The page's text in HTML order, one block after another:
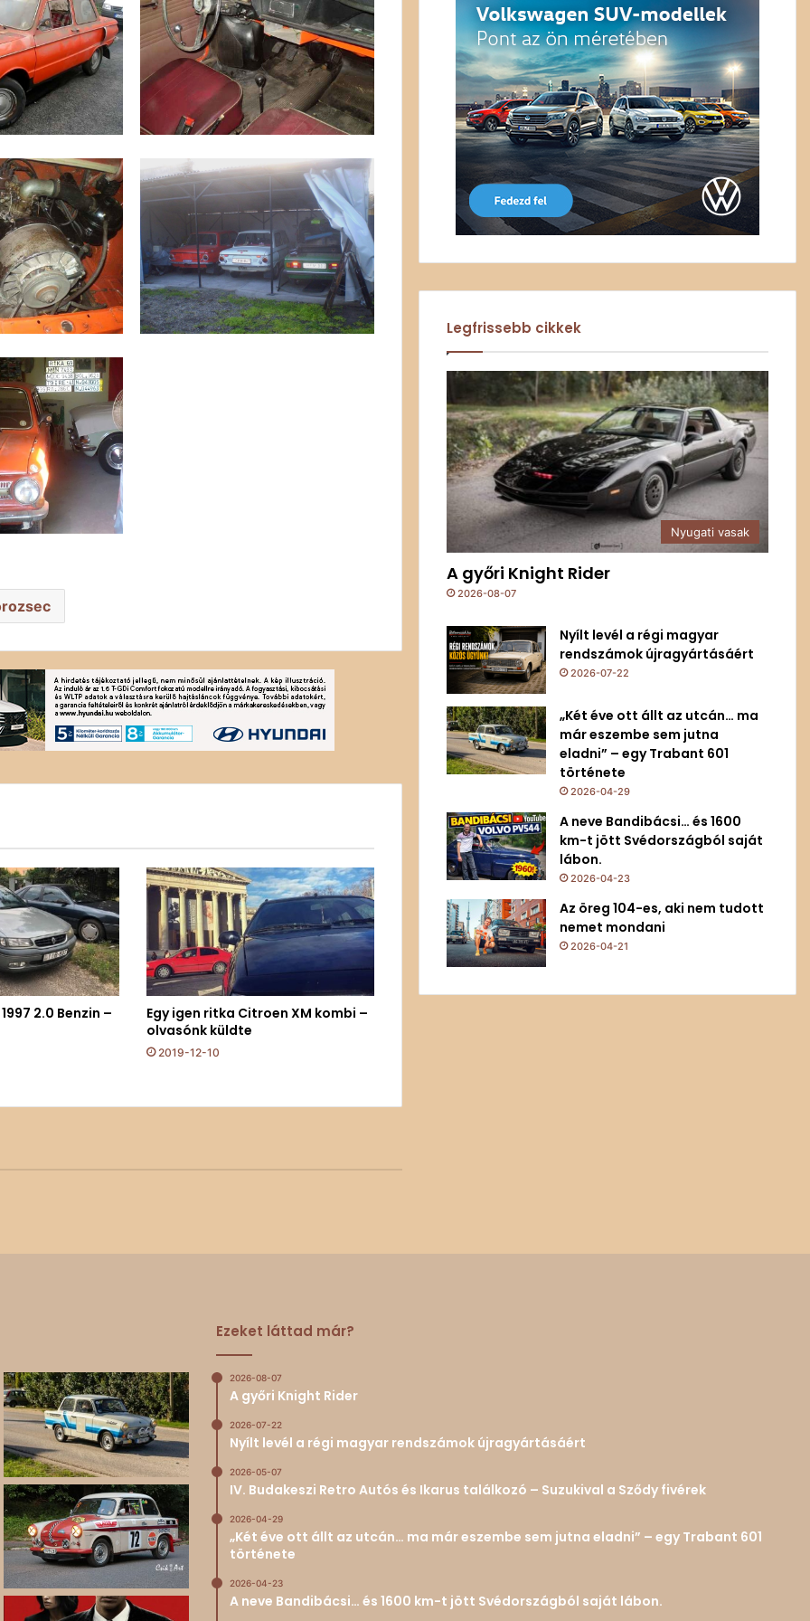
2.0 Benzin –
Egy igen ritka Citroen XM kombi –
olvasónk küldte
2019-12-10
Legfrissebb cikkek
Nyugati vasak
A győri Knight Rider
2026-08-07
Nyílt levél a régi magyar
rendszámok újragyártásáért
2026-07-22
„Két éve ott állt az utcán… ma
már eszembe sem jutna
eladni” – egy Trabant 601
története
2026-04-29
A neve Bandibácsi… és 1600
km-t jött Svédországból saját
lábon.
2026-04-23
Az öreg 104-es, aki nem tudott
nemet mondani
2026-04-21
Ezeket láttad már?
2026-08-07
A győri Knight Rider
2026-07-22
Nyílt levél a régi magyar rendszámok újragyártásáért
2026-05-07
IV. Budakeszi Retro Autós és Ikarus találkozó – Suzukival a Sződy fivérek
2026-04-29
„Két éve ott állt az utcán… ma már eszembe sem jutna eladni” – egy Trabant 601
története
2026-04-23
A neve Bandibácsi… és 1600 km-t jött Svédországból saját lábon.